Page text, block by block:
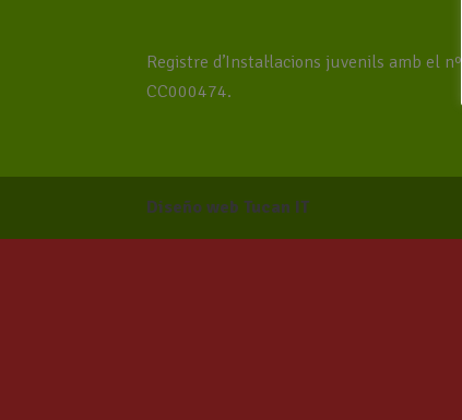
Registre d’Instal·lacions juvenils amb el nº
CC000474.
Diseño web Tucan IT